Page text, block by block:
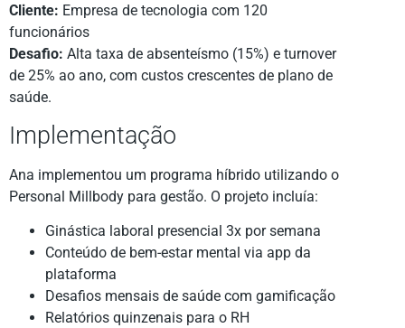
Cliente: Empresa de tecnologia com 120
funcionários
Desafio: Alta taxa de absenteísmo (15%) e turnover
de 25% ao ano, com custos crescentes de plano de
saúde.
Implementação
Ana implementou um programa híbrido utilizando o
Personal Millbody para gestão. O projeto incluía:
Ginástica laboral presencial 3x por semana
Conteúdo de bem-estar mental via app da
plataforma
Desafios mensais de saúde com gamificação
Relatórios quinzenais para o RH